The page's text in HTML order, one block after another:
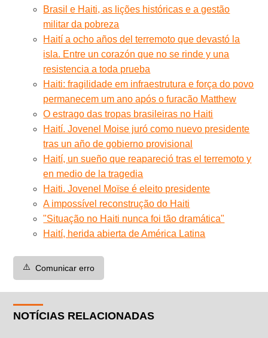
Brasil e Haiti, as lições históricas e a gestão
militar da pobreza
Haití a ocho años del terremoto que devastó la
isla. Entre un corazón que no se rinde y una
resistencia a toda prueba
Haiti: fragilidade em infraestrutura e força do povo
permanecem um ano após o furacão Matthew
O estrago das tropas brasileiras no Haiti
Haití. Jovenel Moise juró como nuevo presidente
tras un año de gobierno provisional
Haití, un sueño que reapareció tras el terremoto y
en medio de la tragedia
Haiti. Jovenel Moïse é eleito presidente
A impossível reconstrução do Haiti
"Situação no Haiti nunca foi tão dramática"
Haití, herida abierta de América Latina
⚠️ Comunicar erro
NOTÍCIAS RELACIONADAS